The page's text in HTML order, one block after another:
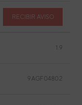
RECIBIR AVISO
1.9
9AGF04802